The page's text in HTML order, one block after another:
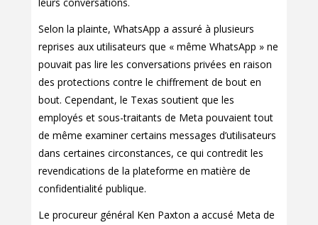
leurs conversations.
Selon la plainte, WhatsApp a assuré à plusieurs
reprises aux utilisateurs que « même WhatsApp » ne
pouvait pas lire les conversations privées en raison
des protections contre le chiffrement de bout en
bout. Cependant, le Texas soutient que les
employés et sous-traitants de Meta pouvaient tout
de même examiner certains messages d’utilisateurs
dans certaines circonstances, ce qui contredit les
revendications de la plateforme en matière de
confidentialité publique.
Le procureur général Ken Paxton a accusé Meta de